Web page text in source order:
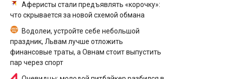
Аферисты стали предъявлять «корочку»:
что скрывается за новой схемой обмана
Водолеи, устройте себе небольшой
праздник, Львам лучше отложить
финансовые траты, а Овнам стоит выпустить
пар через спорт